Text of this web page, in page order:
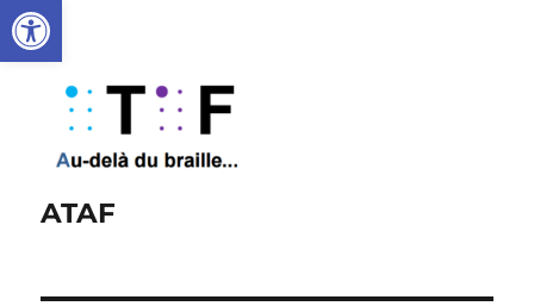
Ouvrir la barre d’outils
ATAF